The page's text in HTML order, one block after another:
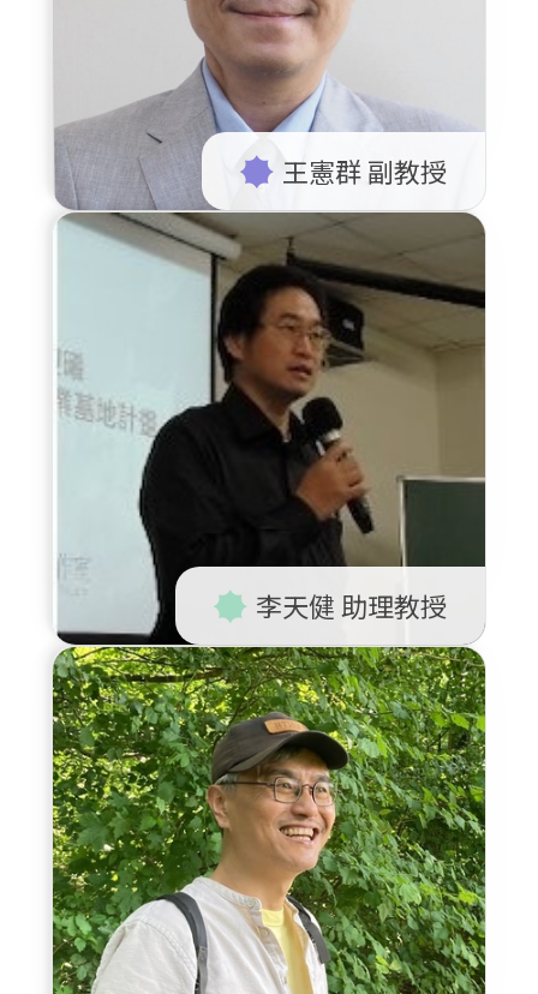
王憲群 副教授
李天健 助理教授